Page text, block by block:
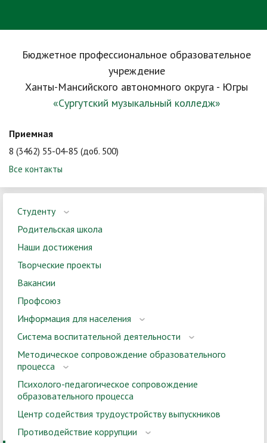
Бюджетное профессиональное образовательное
учреждение
Ханты-Мансийского автономного округа - Югры
«Сургутский музыкальный колледж»
Приемная
8 (3462) 55-04-85 (доб. 500)
Все контакты
Студенту
Родительская школа
Наши достижения
Творческие проекты
Вакансии
Профсоюз
Информация для населения
Система воспитательной деятельности
Методическое сопровождение образовательного
процесса
Психолого-педагогическое сопровождение
образовательного процесса
Центр содействия трудоустройству выпускников
Противодействие коррупции